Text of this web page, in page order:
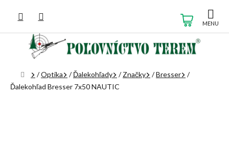
obsah
KOŠÍK
Domov
/Optika / Ďalekohľady / Značky /Bresser
/
Ďalekohľad Bresser 7x50 NAUTIC